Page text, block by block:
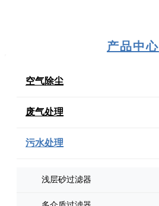
产品中心
空气除尘
废气处理
污水处理
浅层砂过滤器